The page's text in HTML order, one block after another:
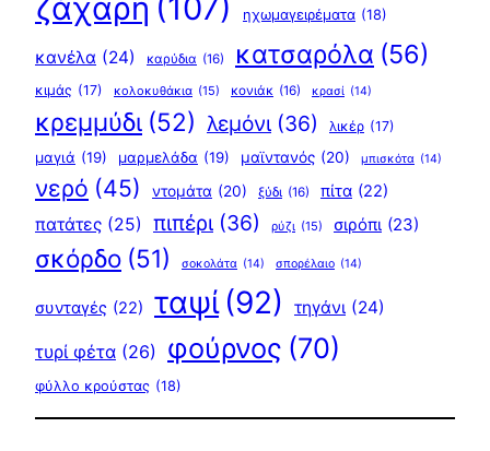
ζάχαρη (107) ηχωμαγειρέματα (18)
κανέλα (24) καρύδια (16) κατσαρόλα (56)
κιμάς (17) κολοκυθάκια (15) κονιάκ (16) κρασί (14)
κρεμμύδι (52) λεμόνι (36) λικέρ (17)
μαγιά (19) μαρμελάδα (19) μαϊντανός (20) μπισκότα (14)
νερό (45) ντομάτα (20) ξύδι (16) πίτα (22)
πατάτες (25) πιπέρι (36) ρύζι (15) σιρόπι (23)
σκόρδο (51) σοκολάτα (14) σπορέλαιο (14)
συνταγές (22) ταψί (92) τηγάνι (24)
τυρί φέτα (26) φούρνος (70)
φύλλο κρούστας (18)